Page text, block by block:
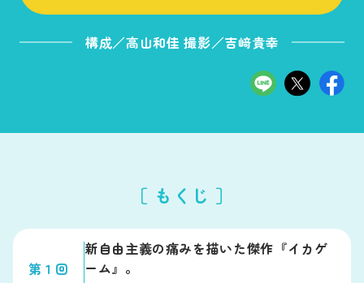
構成／高山和佳 撮影／吉﨑貴幸
［ もくじ ］
第１回
新自由主義の痛みを描いた傑作『イカゲ
ーム』。